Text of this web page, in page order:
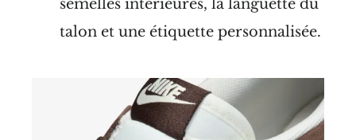
semelles intérieures, la languette du
talon et une étiquette personnalisée.